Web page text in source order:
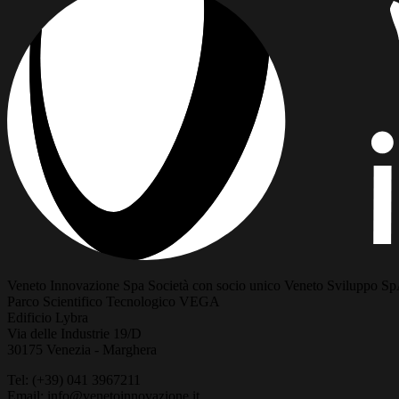
Veneto Innovazione Spa Società con socio unico Veneto Sviluppo
Parco Scientifico Tecnologico VEGA
Edificio Lybra
Via delle Industrie 19/D
30175 Venezia - Marghera
Tel: (+39) 041 3967211
Email: info@venetoinnovazione.it